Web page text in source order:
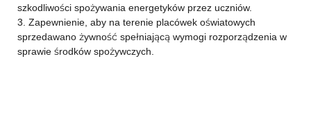
szkodliwości spożywania energetyków przez uczniów.
3. Zapewnienie, aby na terenie placówek oświatowych
sprzedawano żywność spełniającą wymogi rozporządzenia w
sprawie środków spożywczych.